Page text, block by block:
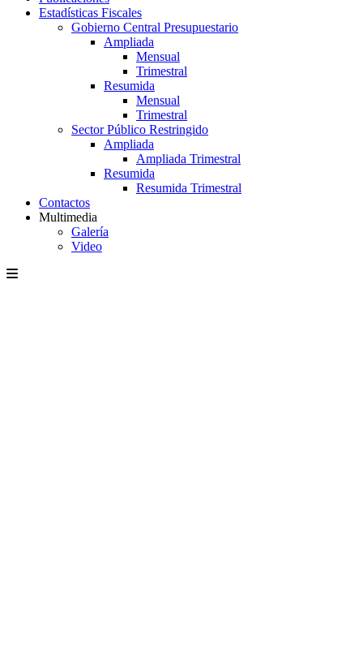
Estadísticas Fiscales
Gobierno Central Presupuestario
Ampliada
Mensual
Trimestral
Resumida
Mensual
Trimestral
Sector Público Restringido
Ampliada
Ampliada Trimestral
Resumida
Resumida Trimestral
Contactos
Multimedia
Galería
Video